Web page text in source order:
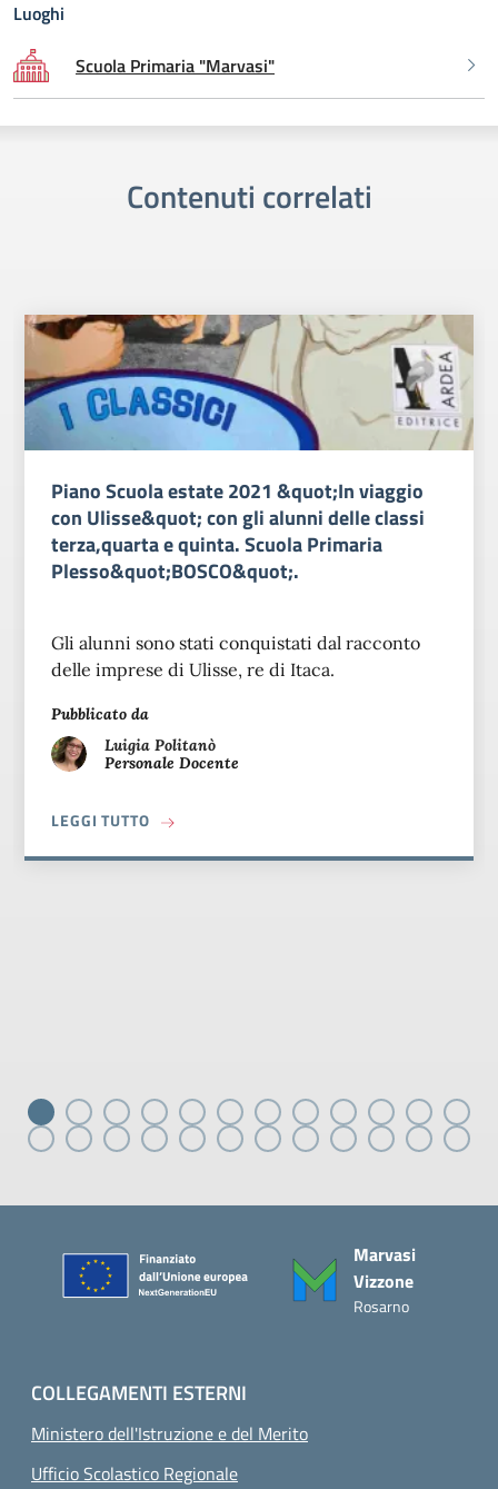
Luoghi
Scuola Primaria "Marvasi"
Contenuti correlati
Piano Scuola estate 2021 &quot;In viaggio
con Ulisse&quot; con gli alunni delle classi
terza,quarta e quinta. Scuola Primaria
Plesso&quot;BOSCO&quot;.
Gli alunni sono stati conquistati dal racconto
delle imprese di Ulisse, re di Itaca.
Pubblicato da
Luigia Politanò
Personale Docente
LEGGI TUTTOA PROPOSITO DI PIANO SCUOLA ESTATE
Marvasi
Vizzone
Rosarno
COLLEGAMENTI ESTERNI
Ministero dell'Istruzione e del Merito
Ufficio Scolastico Regionale